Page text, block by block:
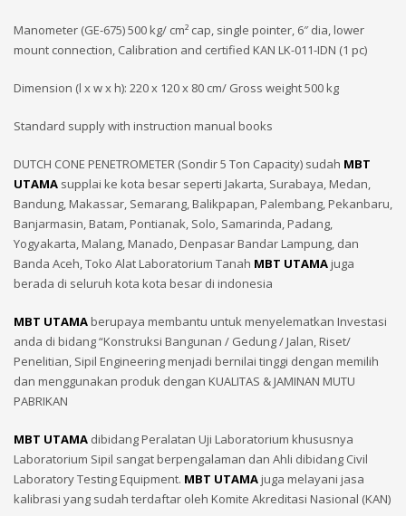
Manometer (GE-675) 500 kg/ cm² cap, single pointer, 6″ dia, lower
mount connection, Calibration and certified KAN LK-011-IDN (1 pc)
Dimension (l x w x h): 220 x 120 x 80 cm/ Gross weight 500 kg
Standard supply with instruction manual books
DUTCH CONE PENETROMETER (Sondir 5 Ton Capacity) sudah MBT
UTAMA supplai ke kota besar seperti Jakarta, Surabaya, Medan,
Bandung, Makassar, Semarang, Balikpapan, Palembang, Pekanbaru,
Banjarmasin, Batam, Pontianak, Solo, Samarinda, Padang,
Yogyakarta, Malang, Manado, Denpasar Bandar Lampung, dan
Banda Aceh, Toko Alat Laboratorium Tanah MBT UTAMAjuga
berada di seluruh kota kota besar di indonesia
MBT UTAMAberupaya membantu untuk menyelematkan Investasi
anda di bidang “Konstruksi Bangunan / Gedung / Jalan, Riset/
Penelitian, Sipil Engineering menjadi bernilai tinggi dengan memilih
dan menggunakan produk dengan KUALITAS & JAMINAN MUTU
PABRIKAN
MBT UTAMA dibidang Peralatan Uji Laboratorium khususnya
Laboratorium Sipil sangat berpengalaman dan Ahli dibidang Civil
Laboratory Testing Equipment. MBT UTAMAjuga melayani jasa
kalibrasi yang sudah terdaftar oleh Komite Akreditasi Nasional (KAN)